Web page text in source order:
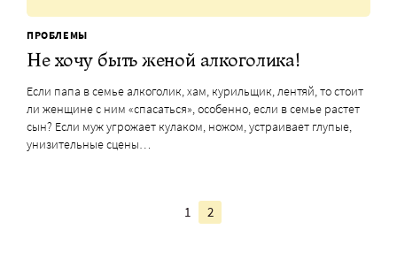
ПРОБЛЕМЫ
Не хочу быть женой алкоголика!
Если папа в семье алкоголик, хам, курильщик, лентяй, то стоит
ли женщине с ним «спасаться», особенно, если в семье растет
сын? Если муж угрожает кулаком, ножом, устраивает глупые,
унизительные сцены…
1 2